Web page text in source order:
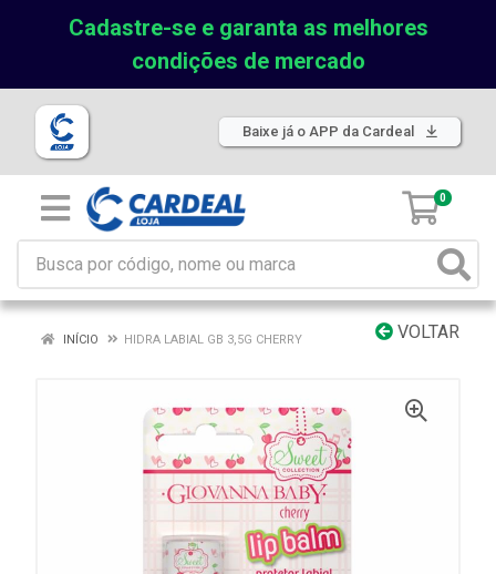
Cadastre-se e garanta as melhores
condições de mercado
Baixe já o APP da Cardeal
0
VOLTAR
INÍCIO HIDRA LABIAL GB 3,5G CHERRY